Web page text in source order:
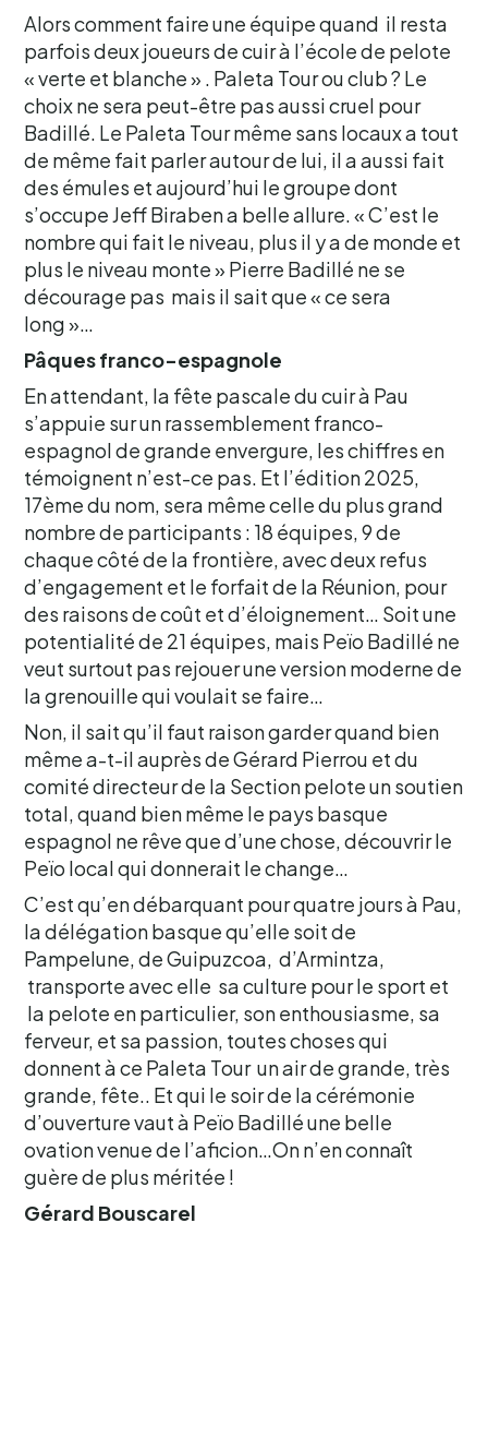
Alors comment faire une équipe quand il resta
parfois deux joueurs de cuir à l’école de pelote
« verte et blanche » . Paleta Tour ou club ? Le
choix ne sera peut-être pas aussi cruel pour
Badillé. Le Paleta Tour même sans locaux a tout
de même fait parler autour de lui, il a aussi fait
des émules et aujourd’hui le groupe dont
s’occupe Jeff Biraben a belle allure. « C’est le
nombre qui fait le niveau, plus il y a de monde et
plus le niveau monte » Pierre Badillé ne se
décourage pas mais il sait que « ce sera
long »…
Pâques franco-espagnole
En attendant, la fête pascale du cuir à Pau
s’appuie sur un rassemblement franco-
espagnol de grande envergure, les chiffres en
témoignent n’est-ce pas. Et l’édition 2025,
17ème du nom, sera même celle du plus grand
nombre de participants : 18 équipes, 9 de
chaque côté de la frontière, avec deux refus
d’engagement et le forfait de la Réunion, pour
des raisons de coût et d’éloignement… Soit une
potentialité de 21 équipes, mais Peïo Badillé ne
veut surtout pas rejouer une version moderne de
la grenouille qui voulait se faire…
Non, il sait qu’il faut raison garder quand bien
même a-t-il auprès de Gérard Pierrou et du
comité directeur de la Section pelote un soutien
total, quand bien même le pays basque
espagnol ne rêve que d’une chose, découvrir le
Peïo local qui donnerait le change…
C’est qu’en débarquant pour quatre jours à Pau,
la délégation basque qu’elle soit de
Pampelune, de Guipuzcoa, d’Armintza,
transporte avec elle sa culture pour le sport et
la pelote en particulier, son enthousiasme, sa
ferveur, et sa passion, toutes choses qui
donnent à ce Paleta Tour un air de grande, très
grande, fête.. Et qui le soir de la cérémonie
d’ouverture vaut à Peïo Badillé une belle
ovation venue de l’aficion…On n’en connaît
guère de plus méritée !
Gérard Bouscarel